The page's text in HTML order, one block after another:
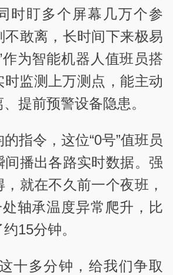
时盯多个屏幕几万个参
不敢离，长时间下来极易
作为智能机器人值班员搭
监测上万测点，能主动
提前预警设备隐患。
指令，这位“0号”值班员
间播出各路实时数据。强
就在不久前一个夜班，
处轴承温度异常爬升，比
15分钟。
十多分钟，给我们争取